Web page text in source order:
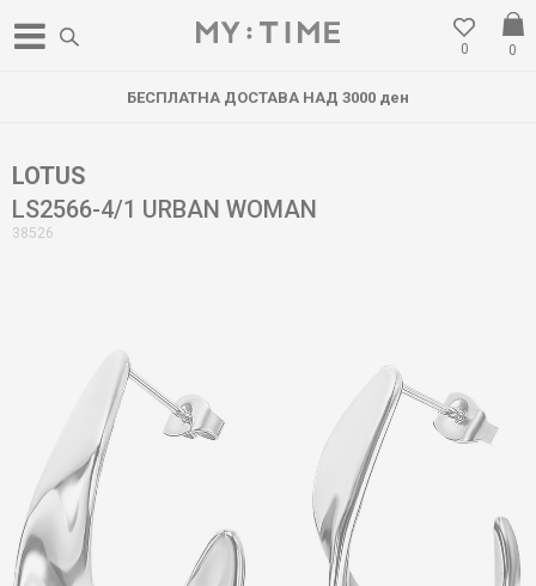
0
0
БЕСПЛАТНА ДОСТАВА НАД 3000 ден
LOTUS
LS2566-4/1 URBAN WOMAN
38526